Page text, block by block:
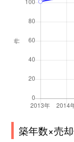
築年数×売